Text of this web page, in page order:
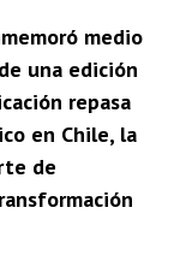
medio
una edición
repasa
en Chile, la
de